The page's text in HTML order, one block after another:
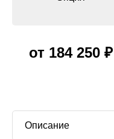
от 184 250 ₽
Описание